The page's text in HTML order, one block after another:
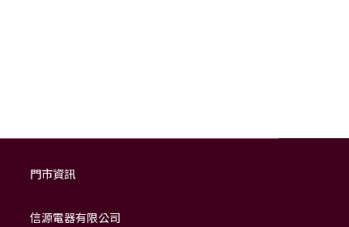
門市資訊
信源電器有限公司